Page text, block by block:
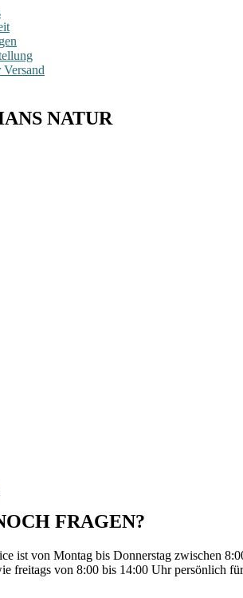
NATUR
FRAGEN?
ist von Montag bis Donnerstag zwischen
freitags von 8:00 bis 14:00 Uhr persönlich für